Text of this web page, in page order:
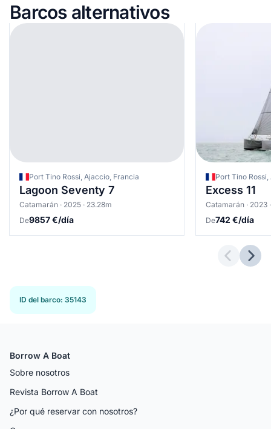
Barcos alternativos
Port Tino Rossi, Ajaccio, Francia
Lagoon Seventy 7
Catamarán · 2025 · 23.28m
De9857 €/día
Port Tino
Excess 11
Catamarán · 2023
De742 €/día
ID del barco: 35143
Borrow A Boat
Sobre nosotros
Revista Borrow A Boat
¿Por qué reservar con nosotros?